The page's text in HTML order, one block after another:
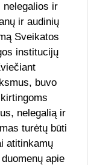
nelegalios ir
ir audinių
Sveikatos
institucijų
buvo
nelegalią ir
turėtų būti
atitinkamų
apie